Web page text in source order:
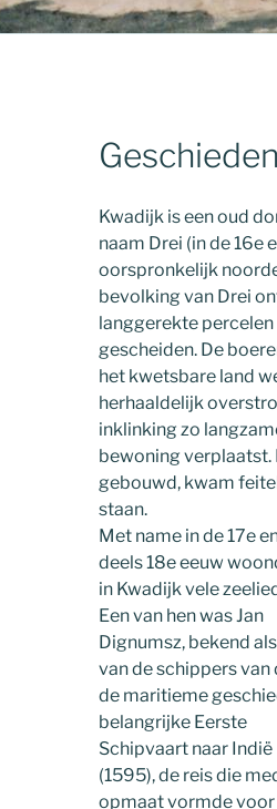
Kwadijk is een oud
naam Drei (in de 16e
oorspronkelijk
bevolking van Drei
langgerekte
gescheiden. De
het kwetsbare land
herhaaldelijk
inklinking zo
bewoning verplaatst.
gebouwd, kwam
staan.
Met name in de 17e
deels 18e eeuw
in Kwadijk vele
Een van hen was Jan
Dignumsz, bekend
van de schippers van
de maritieme
belangrijke Eerste
Schipvaart naar Indië
(1595), de reis die
opmaat vormde voor